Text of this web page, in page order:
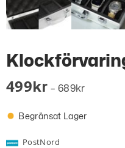
499 Kr – 689Kr
Begränsat Lager
PostNord